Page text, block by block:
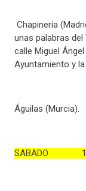
Chapineria
unas palabras
calle Miguel
Ayuntamiento y la
Águilas (Murcia).
SABADO 11